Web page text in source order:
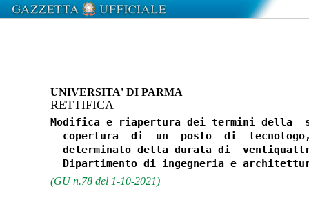
UNIVERSITA' DI PARMA
RETTIFICA
Modifica e riapertura dei termini della
copertura  di  un  posto  di
determinato della durata di
(GU n.78 del 1-10-2021)